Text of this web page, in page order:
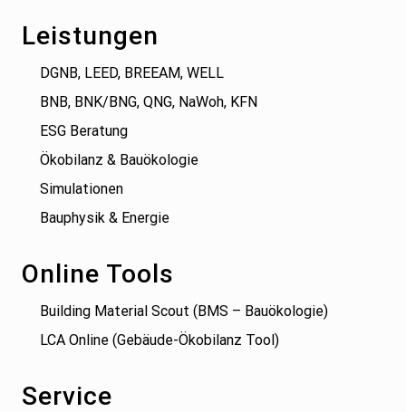
Leistungen
DGNB, LEED, BREEAM, WELL
BNB, BNK/BNG, QNG, NaWoh, KFN
ESG Beratung
Ökobilanz & Bauökologie
Simulationen
Bauphysik & Energie
Online Tools
Building Material Scout (BMS – Bauökologie)
LCA Online (Gebäude-Ökobilanz Tool)
Service